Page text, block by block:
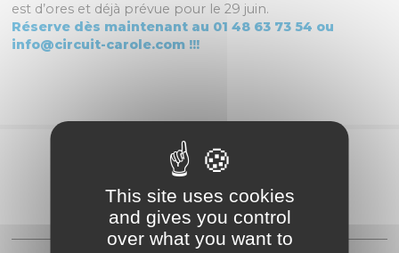
est d’ores et déjà prévue pour le 29 juin.
Réserve dès maintenant au 01 48 63 73 54 ou
info@circuit-carole.com !!!
Partagez
This site uses cookies
and gives you control
over what you want to